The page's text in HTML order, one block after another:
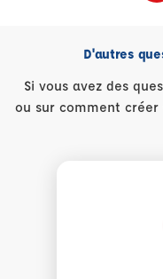
D'autres
Si vous avez des
ou sur comment créer